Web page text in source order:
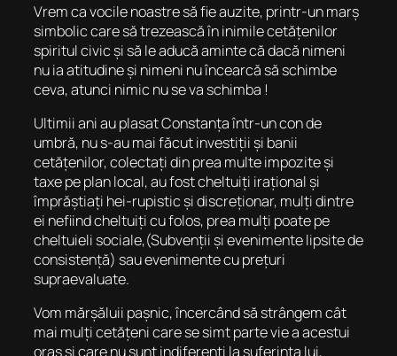
Vrem ca vocile noastre să fie auzite, printr-un marș
simbolic care să trezească în inimile cetățenilor
spiritul civic și să le aducă aminte că dacă nimeni
nu ia atitudine și nimeni nu încearcă să schimbe
ceva, atunci nimic nu se va schimba !
Ultimii ani au plasat Constanța într-un con de
umbră, nu s-au mai făcut investiții și banii
cetățenilor, colectați din prea multe impozite și
taxe pe plan local, au fost cheltuiți irațional și
împrăștiați hei-rupistic și discreționar, mulți dintre
ei nefiind cheltuiți cu folos, prea mulți poate pe
cheltuieli sociale,(Subvenții și evenimente lipsite de
consistență) sau evenimente cu prețuri
supraevaluate.
Vom mărșăluii pașnic, încercând să strângem cât
mai mulți cetățeni care se simt parte vie a acestui
oraș și care nu sunt indiferenți la suferința lui,